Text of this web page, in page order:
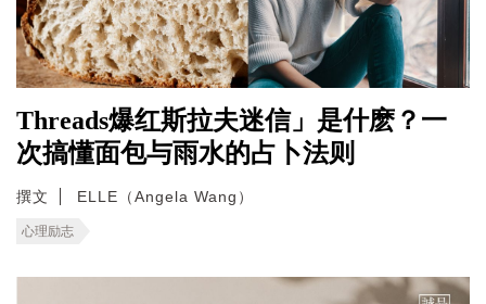
Threads爆红斯拉夫迷信」是什麽？一
次搞懂面包与雨水的占卜法则
撰文 ELLE（Angela Wang）
心理励志